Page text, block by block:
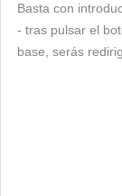
Basta con
- tras pulsar el
base, serás